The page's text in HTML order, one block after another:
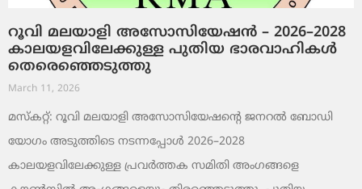
റൂവി മലയാളി അസോസിയേഷൻ – 2026–2028
കാലയളവിലേക്കുള്ള പുതിയ ഭാരവാഹികൾ
തെരെഞ്ഞെടുത്തു
March 11, 2026
മസ്കറ്റ്: റൂവി മലയാളി അസോസിയേഷന്റെ ജനറൽ ബോഡി
യോഗം അടുത്തിടെ നടന്നപ്പോൾ 2026–2028
കാലയളവിലേക്കുള്ള പ്രവർത്തക സമിതി അംഗങ്ങളെ